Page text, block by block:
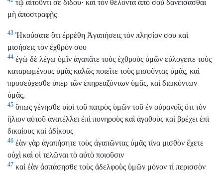
τῷ αἰτοῦντί σε δίδου· καὶ τὸν θέλοντα ἀπὸ σοῦ δανείσασθαι
μὴ ἀποστραφῇς
43 Ἠκούσατε ὅτι ἐρρέθη Ἀγαπήσεις τὸν πλησίον σου καὶ
μισήσεις τὸν ἐχθρόν σου
44 ἐγὼ δὲ λέγω ὑμῖν ἀγαπᾶτε τοὺς ἐχθροὺς ὑμῶν εὐλογειτε τοὺς
καταρωμένους ὑμᾶς καλῶς ποιεῖτε τοὺς μισοῦντας ὑμᾶς, καὶ
προσεύχεσθε ὑπὲρ τῶν ἐπηρεαζόντων ὑμᾶς, καὶ διωκόντων
ὑμᾶς,
45 ὅπως γένησθε υἱοὶ τοῦ πατρὸς ὑμῶν τοῦ ἐν οὐρανοῖς ὅτι τὸν
ἥλιον αὐτοῦ ἀνατέλλει ἐπὶ πονηροὺς καὶ ἀγαθοὺς καὶ βρέχει ἐπὶ
δικαίους καὶ ἀδίκους
46 ἐὰν γὰρ ἀγαπήσητε τοὺς ἀγαπῶντας ὑμᾶς τίνα μισθὸν ἔχετε
οὐχὶ καὶ οἱ τελῶναι τὸ αὐτὸ ποιοῦσιν
47 καὶ ἐὰν ἀσπάσησθε τοὺς ἀδελφοὺς ὑμῶν μόνον τί περισσὸν